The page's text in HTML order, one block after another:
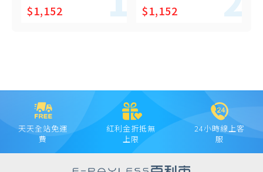
$1,152 $1,152
天天全站免運
費
紅利金折抵無
上限
24小時線上客
服